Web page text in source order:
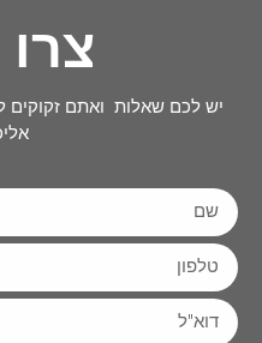
יש לכם שאלות ואתם זקוקים